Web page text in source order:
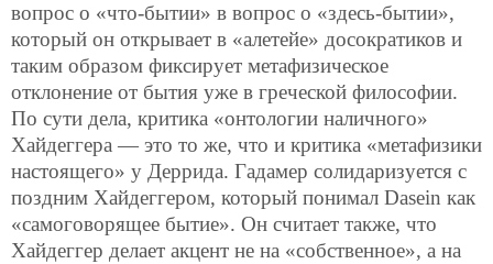
вопрос о «что-бытии» в вопрос о «здесь-бытии»,
который он открывает в «алетейе» досократиков и
таким образом фиксирует метафизическое
отклонение от бытия уже в греческой философии.
По сути дела, критика «онтологии наличного»
Хайдеггера — это то же, что и критика «метафизики
настоящего» у Деррида. Гадамер солидаризуется с
поздним Хайдеггером, который понимал Dasein как
«самоговорящее бытие». Он считает также, что
Хайдеггер делает акцент не на «собственное», а на